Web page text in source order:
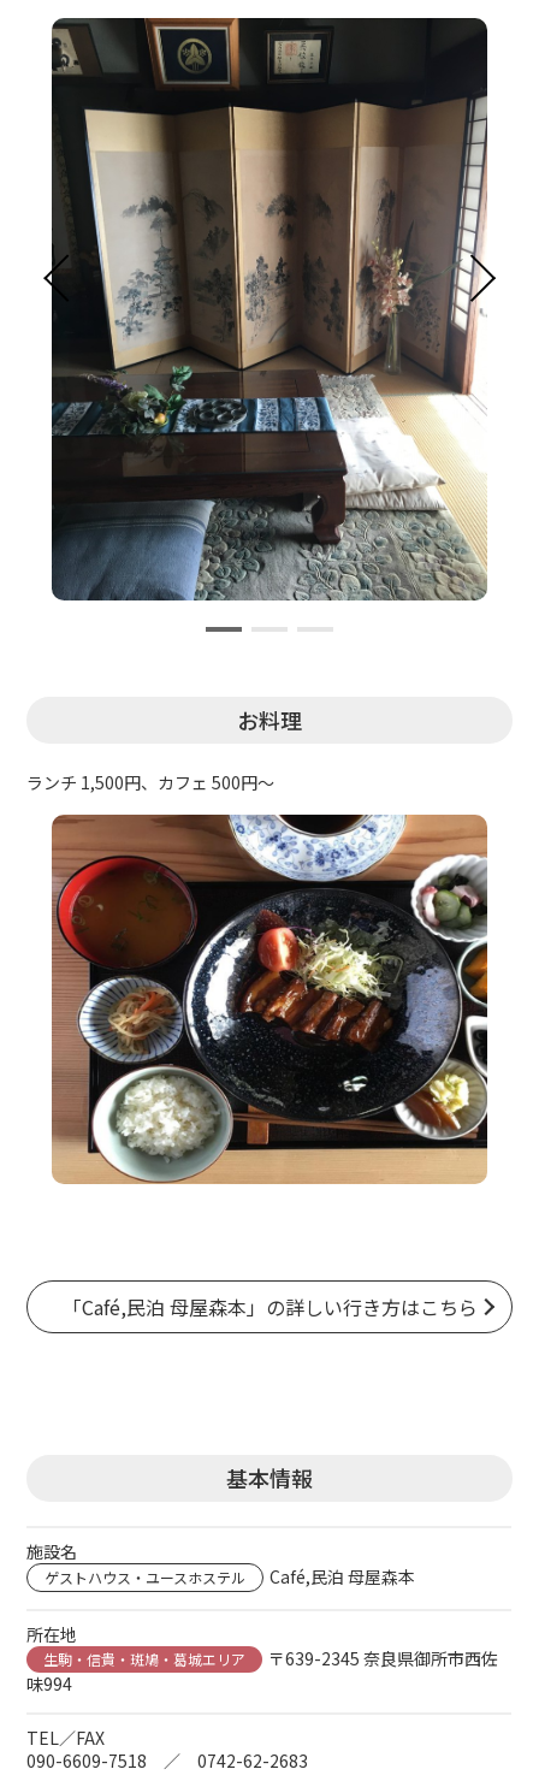
お料理
ランチ 1,500円、カフェ 500円～
「Café,民泊 母屋森本」の詳しい行き方はこちら
基本情報
施設名
ゲストハウス・ユースホステル Café,民泊 母屋森本
所在地
生駒・信貴・斑鳩・葛城エリア
〒639-2345 奈良県御所市西佐
味994
TEL／FAX
090-6609-7518 ／ 0742-62-2683